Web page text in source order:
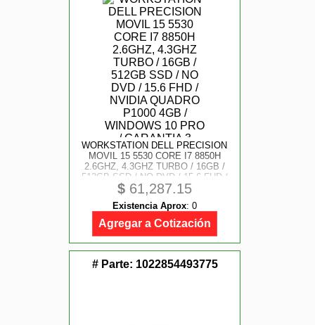
WORKSTATION DELL PRECISION
MOVIL 15 5530 CORE I7 8850H
2.6GHZ, 4.3GHZ TURBO / 16GB /
512GB SSD / NO DVD / 15.6 FHD /
NVIDIA QUADRO P1000 4GB /
WINDOWS 10 PRO / GARANTIA 3
AÃOS
$ 61,287.15
Existencia Aprox: 0
Agregar a Cotización
# Parte: 1022854493775